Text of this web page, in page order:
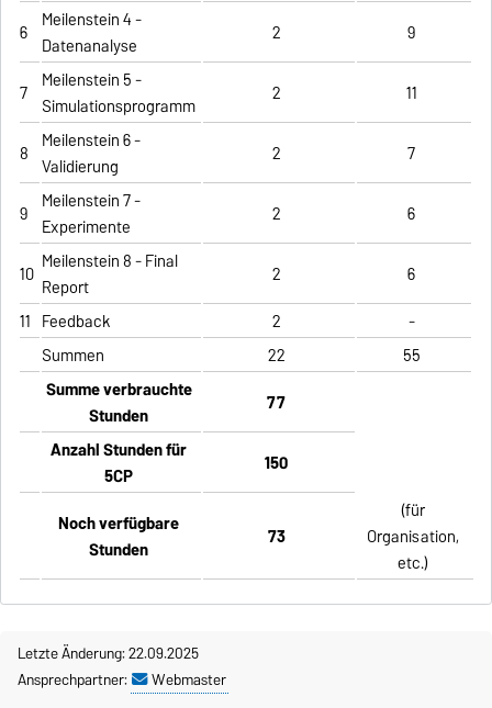
6 Meilenstein 4 -
Datenanalyse
2 9
7 Meilenstein 5 -
Simulationsprogramm
2 11
8 Meilenstein 6 -
Validierung
2 7
9 Meilenstein 7 -
Experimente
2 6
10 Meilenstein 8 - Final
Report
2
6
11 Feedback 2
-
Summen
22
55
Summe verbrauchte
Stunden
77
Anzahl Stunden für
5CP
150
Noch verfügbare
Stunden
73
(für
Organisation,
etc.)
Letzte Änderung: 22.09.2025
Ansprechpartner:
Webmaster